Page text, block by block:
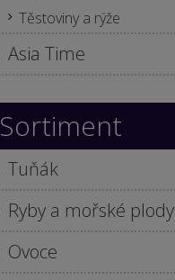
Těstoviny a rýže
Asia Time
Sortiment
Tuňák
Ryby a mořské plody
Ovoce